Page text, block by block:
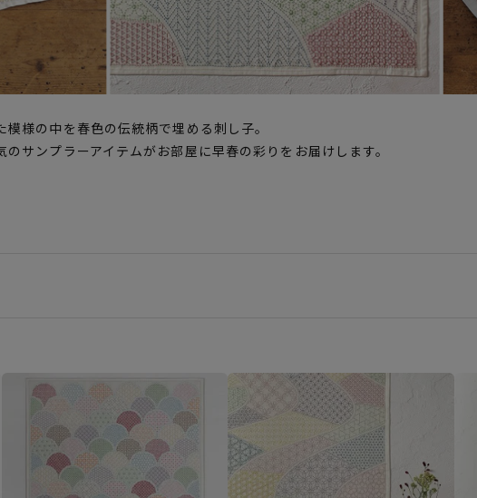
様の中を春色の伝統柄で埋める刺し子。
サンプラーアイテムがお部屋に早春の彩りをお届けします。